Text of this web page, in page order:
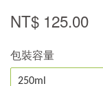
NT$ 125.00
包裝容量